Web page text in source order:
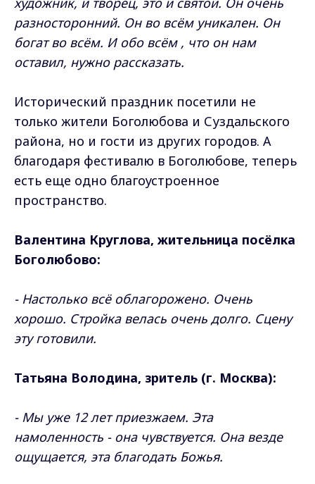
разносторонний. Он во всём уникален. Он
богат во всём. И обо всём , что он нам
оставил, нужно рассказать.
Исторический праздник посетили не
только жители Боголюбова и Суздальского
района, но и гости из других городов. А
благодаря фестивалю в Боголюбове, теперь
есть еще одно благоустроенное
пространство.
Валентина Круглова, жительница посёлка
Боголюбово:
- Настолько всё облагорожено. Очень
хорошо. Стройка велась очень долго. Сцену
эту готовили.
Татьяна Володина, зритель (г. Москва):
- Мы уже 12 лет приезжаем. Эта
намоленность - она чувствуется. Она везде
ощущается, эта благодать Божья.